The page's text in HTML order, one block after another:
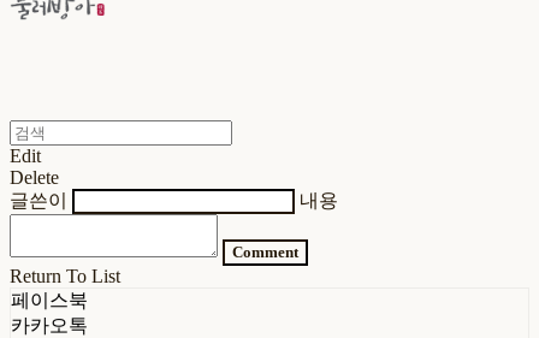
Edit
Delete
글쓴이
내용
Comment
Return To List
페이스북
카카오톡